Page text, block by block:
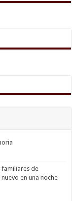
familiares de
en una noche